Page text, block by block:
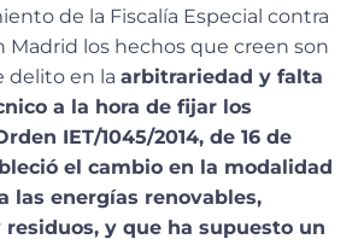
de la Fiscalía Especial contra
Madrid los hechos que creen son
delito en la arbitrariedad y falta
a la hora de fijar los
IET/1045/2014, de 16 de
el cambio en la modalidad
las energías renovables,
residuos, y que ha supuesto un